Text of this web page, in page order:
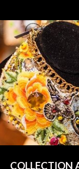
COLLECTION